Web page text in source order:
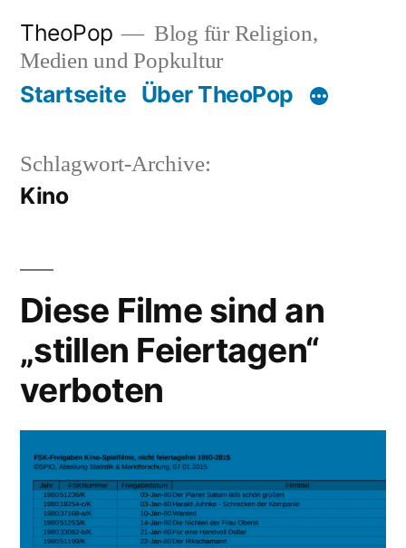
Inhalt
springen
TheoPop
Blog für Religion,
Medien und Popkultur
Startseite Über TheoPop
Schlagwort-Archive:
Kino
Diese Filme sind an
„stillen Feiertagen“
verboten